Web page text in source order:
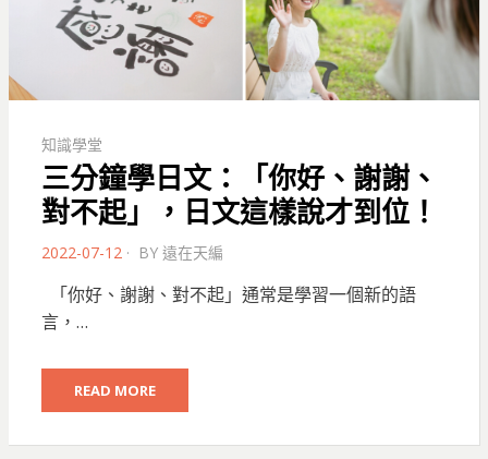
知識學堂
三分鐘學日文：「你好、謝謝、
對不起」，日文這樣說才到位！
POSTED
2022-07-12 BY 遠在天編
「你好、謝謝、對不起」通常是學習一個新的語
言，…
READ MORE